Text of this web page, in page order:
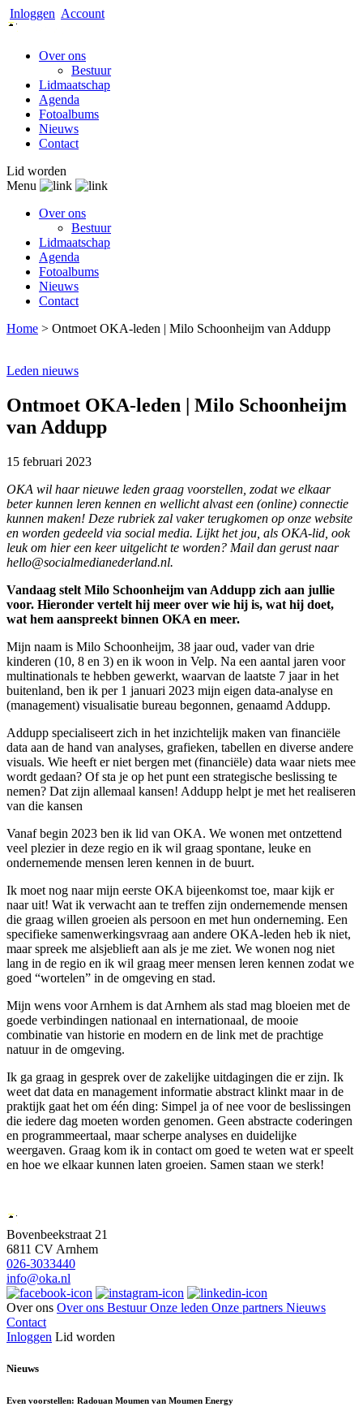
Inloggen Account
Over ons
Bestuur
Lidmaatschap
Agenda
Fotoalbums
Nieuws
Contact
Lid worden
Menu
Over ons
Bestuur
Lidmaatschap
Agenda
Fotoalbums
Nieuws
Contact
Home > Ontmoet OKA-leden | Milo Schoonheijm van Addupp
Leden nieuws
Ontmoet OKA-leden | Milo Schoonheijm
van Addupp
15 februari 2023
OKA wil haar nieuwe leden graag voorstellen, zodat we elkaar
beter kunnen leren kennen en wellicht alvast een (online) connectie
kunnen maken! Deze rubriek zal vaker terugkomen op onze website
en worden gedeeld via social media. Lijkt het jou, als OKA-lid, ook
leuk om hier een keer uitgelicht te worden? Mail dan gerust naar
hello@socialmedianederland.nl.
Vandaag stelt Milo Schoonheijm van Addupp zich aan jullie
voor. Hieronder vertelt hij meer over wie hij is, wat hij doet,
wat hem aanspreekt binnen OKA en meer.
Mijn naam is Milo Schoonheijm, 38 jaar oud, vader van drie
kinderen (10, 8 en 3) en ik woon in Velp. Na een aantal jaren voor
multinationals te hebben gewerkt, waarvan de laatste 7 jaar in het
buitenland, ben ik per 1 januari 2023 mijn eigen data-analyse en
(management) visualisatie bureau begonnen, genaamd Addupp.
Addupp specialiseert zich in het inzichtelijk maken van financiële
data aan de hand van analyses, grafieken, tabellen en diverse andere
visuals. Wie heeft er niet bergen met (financiële) data waar niets mee
wordt gedaan? Of sta je op het punt een strategische beslissing te
nemen? Dat zijn allemaal kansen! Addupp helpt je met het realiseren
van die kansen
Vanaf begin 2023 ben ik lid van OKA. We wonen met ontzettend
veel plezier in deze regio en ik wil graag spontane, leuke en
ondernemende mensen leren kennen in de buurt.
Ik moet nog naar mijn eerste OKA bijeenkomst toe, maar kijk er
naar uit! Wat ik verwacht aan te treffen zijn ondernemende mensen
die graag willen groeien als persoon en met hun onderneming. Een
specifieke samenwerkingsvraag aan andere OKA-leden heb ik niet,
maar spreek me alsjeblieft aan als je me ziet. We wonen nog niet
lang in de regio en ik wil graag meer mensen leren kennen zodat we
goed “wortelen” in de omgeving en stad.
Mijn wens voor Arnhem is dat Arnhem als stad mag bloeien met de
goede verbindingen nationaal en internationaal, de mooie
combinatie van historie en modern en de link met de prachtige
natuur in de omgeving.
Ik ga graag in gesprek over de zakelijke uitdagingen die er zijn. Ik
weet dat data en management informatie abstract klinkt maar in de
praktijk gaat het om één ding: Simpel ja of nee voor de beslissingen
die iedere dag moeten worden genomen. Geen abstracte coderingen
en programmeertaal, maar scherpe analyses en duidelijke
weergaven. Graag kom ik in contact om goed te weten wat er speelt
en hoe we elkaar kunnen laten groeien. Samen staan we sterk!
Bovenbeekstraat 21
6811 CV Arnhem
026-3033440
info@oka.nl
Over ons Over ons BestuurOnze leden Onze partners Nieuws
Contact
Inloggen Lid worden
Nieuws
Even voorstellen: Radouan Moumen van Moumen Energy